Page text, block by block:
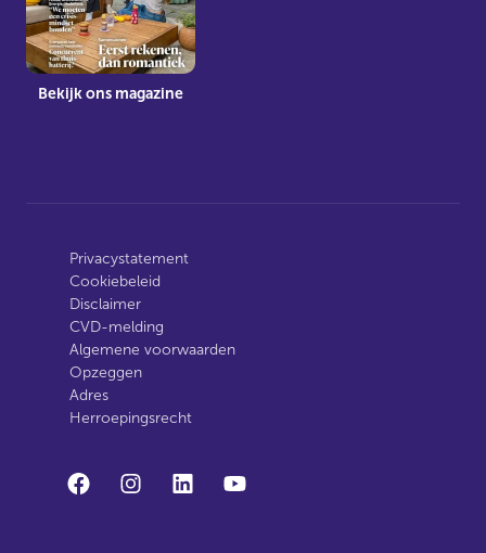
Bekijk ons magazine
Privacystatement
Cookiebeleid
Disclaimer
CVD-melding
Algemene voorwaarden
Opzeggen
Adres
Herroepingsrecht
facebookinstagramlinkedinyoutube